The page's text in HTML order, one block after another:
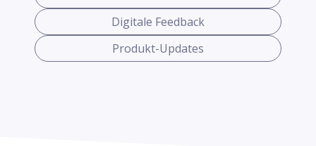
Digitale Feedback
Produkt-Updates